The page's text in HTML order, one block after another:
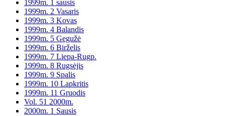
1999m. 1 sausis
1999m. 2 Vasaris
1999m. 3 Kovas
1999m. 4 Balandis
1999m. 5 Gegužė
1999m. 6 Birželis
1999m. 7 Liepa-Rugp.
1999m. 8 Rugsėjis
1999m. 9 Spalis
1999m. 10 Lapkritis
1999m. 11 Gruodis
Vol. 51 2000m.
2000m. 1 Sausis